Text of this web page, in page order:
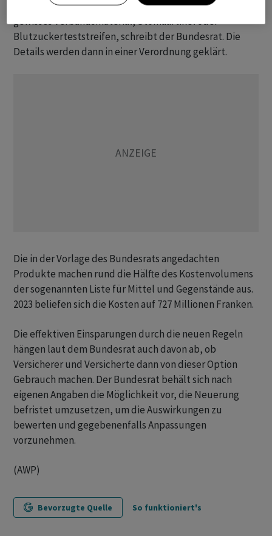
Verbrauchsmaterialien wie Inkontinenzmaterial,
gewisses Verbandsmaterial, Stomaartikel oder
Blutzuckerteststreifen, schreibt der Bundesrat. Die
Details werden dann in einer Verordnung geklärt.
Die in der Vorlage des Bundesrats angedachten
Produkte machen rund die Hälfte des Kostenvolumens
der sogenannten Liste für Mittel und Gegenstände aus.
2023 beliefen sich die Kosten auf 727 Millionen Franken.
Die effektiven Einsparungen durch die neuen Regeln
hängen laut dem Bundesrat auch davon ab, ob
Versicherer und Versicherte dann von dieser Option
Gebrauch machen. Der Bundesrat behält sich nach
eigenen Angaben die Möglichkeit vor, die Neuerung
befristet umzusetzen, um die Auswirkungen zu
bewerten und gegebenenfalls Anpassungen
vorzunehmen.
(AWP)
Bevorzugte Quelle So funktioniert's